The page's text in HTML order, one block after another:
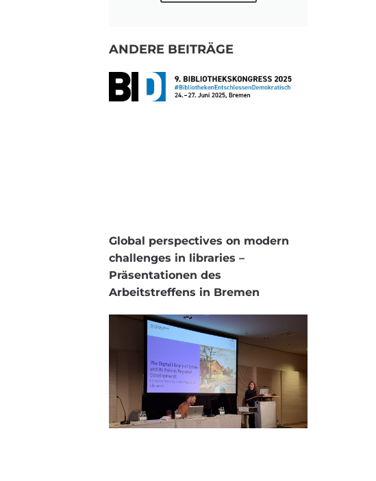
ANDERE BEITRÄGE
Global perspectives on modern
challenges in libraries –
Präsentationen des
Arbeitstreffens in Bremen